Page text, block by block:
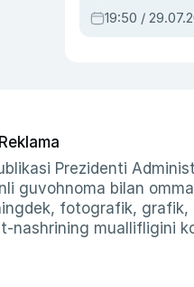
qahramon —
armiyasi bosh
19:50 /
Reklama
Prezidenti
guvohnoma bilan
fotografik,
nashrining muallifligini